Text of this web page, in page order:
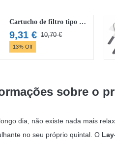
Cartucho de filtro tipo IV Flowclear
10,70€O
10,70 €.
9,31€
O
9,31 €.
13% Off
sobre o
dia, não existe nada mais
no seu próprio quintal. O